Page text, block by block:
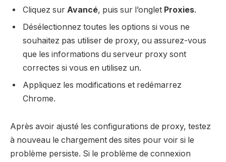
Cliquez sur Avancé, puis sur l’onglet Proxies.
Désélectionnez toutes les options si vous ne
souhaitez pas utiliser de proxy, ou assurez-vous
que les informations du serveur proxy sont
correctes si vous en utilisez un.
Appliquez les modifications et redémarrez
Chrome.
Après avoir ajusté les configurations de proxy, testez
à nouveau le chargement des sites pour voir si le
problème persiste. Si le problème de connexion